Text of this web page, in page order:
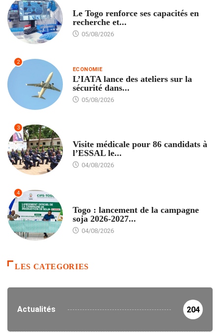
Le Togo renforce ses capacités en
recherche et...
05/08/2026
2
ECONOMIE
L’IATA lance des ateliers sur la
sécurité dans...
05/08/2026
3
Visite médicale pour 86 candidats à
l’ESSAL le...
04/08/2026
4
Togo : lancement de la campagne
soja 2026-2027...
04/08/2026
LES CATEGORIES
Actualités 204